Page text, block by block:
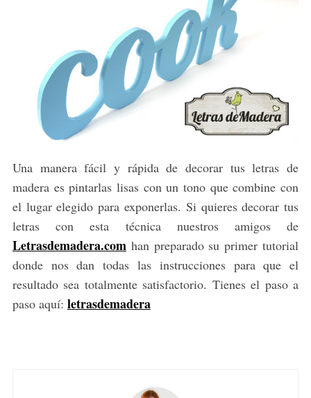
Una manera fácil y rápida de decorar tus letras de
madera es pintarlas lisas con un tono que combine con
el lugar elegido para exponerlas. Si quieres decorar tus
letras con esta técnica nuestros amigos de
Letrasdemadera.com han preparado su primer tutorial
donde nos dan todas las instrucciones para que el
resultado sea totalmente satisfactorio. Tienes el paso a
paso aquí: letrasdemadera